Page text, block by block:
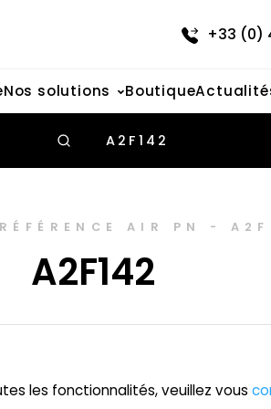
+33 (0)
Nos solutions Boutique
A2F142
RÉFÉRENCE AIR PN -
A2F142
les fonctionnalités, veuillez vous